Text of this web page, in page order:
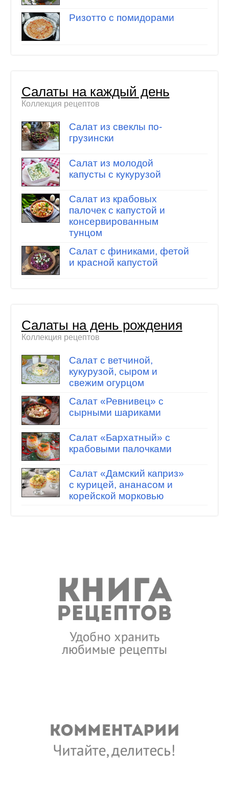
Ризотто с помидорами
Салаты на каждый день
Коллекция рецептов
Салат из свеклы по-
грузински
Салат из молодой
капусты с кукурузой
Салат из крабовых
палочек с капустой и
консервированным
тунцом
Салат с финиками, фетой
и красной капустой
Салаты на день рождения
Коллекция рецептов
Салат с ветчиной,
кукурузой, сыром и
свежим огурцом
Салат «Ревнивец» с
сырными шариками
Салат «Бархатный» с
крабовыми палочками
Салат «Дамский каприз»
с курицей, ананасом и
корейской морковью